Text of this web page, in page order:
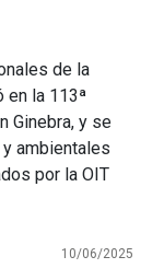
de la
en la 113ª
Ginebra, y se
ambientales
por la OIT
10/06/2025